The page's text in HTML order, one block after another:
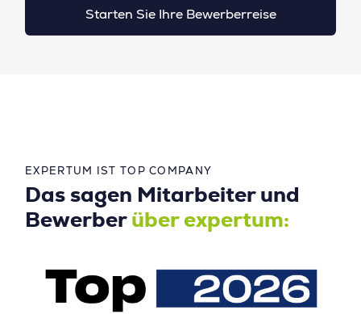
Starten Sie Ihre Bewerberreise
EXPERTUM IST TOP COMPANY
Das sagen Mitarbeiter und
Bewerber über expertum: